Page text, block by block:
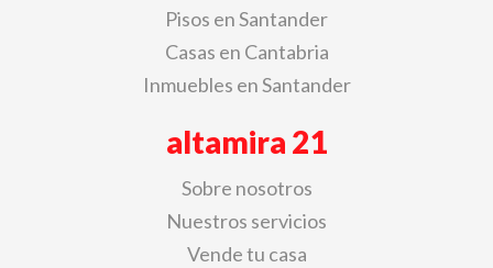
Pisos en Santander
Casas en Cantabria
Inmuebles en Santander
altamira 21
Sobre nosotros
Nuestros servicios
Vende tu casa